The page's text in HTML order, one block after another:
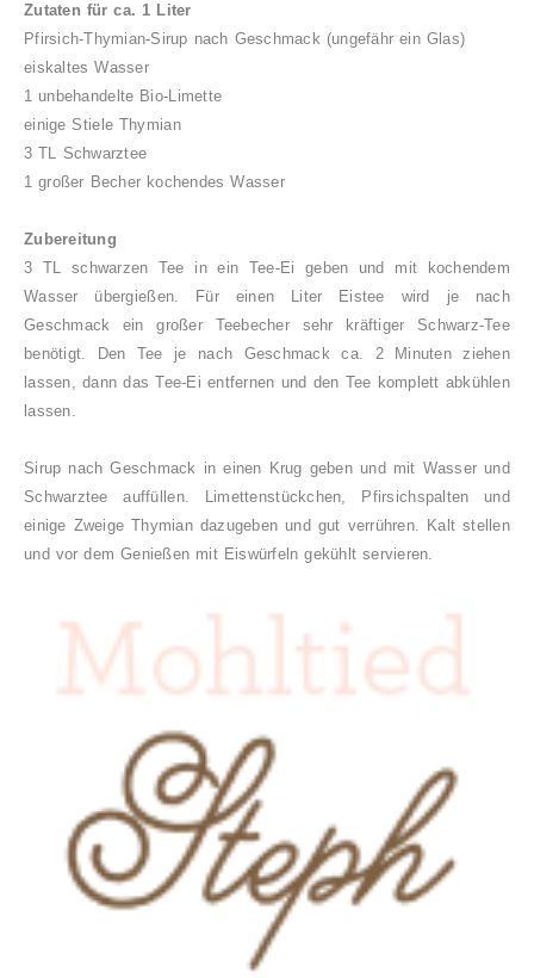
Zutaten für ca. 1 Liter
Pfirsich-Thymian-Sirup nach Geschmack (ungefähr ein Glas)
eiskaltes Wasser
1 unbehandelte Bio-Limette
einige Stiele Thymian
3 TL Schwarztee
1 großer Becher kochendes Wasser
Zubereitung
3 TL schwarzen Tee in ein Tee-Ei geben und mit kochendem
Wasser übergießen. Für einen Liter Eistee wird je nach
Geschmack ein großer Teebecher sehr kräftiger Schwarz-Tee
benötigt. Den Tee je nach Geschmack ca. 2 Minuten ziehen
lassen, dann das Tee-Ei entfernen und den Tee komplett abkühlen
lassen.
Sirup nach Geschmack in einen Krug geben und mit Wasser und
Schwarztee auffüllen. Limettenstückchen, Pfirsichspalten und
einige Zweige Thymian dazugeben und gut verrühren. Kalt stellen
und vor dem Genießen mit Eiswürfeln gekühlt servieren.